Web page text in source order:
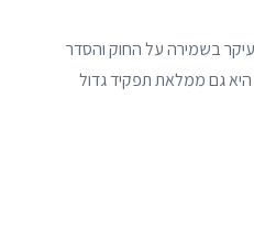
בשמירה על החוק והסדר
היא גם ממלאת תפקיד גדול